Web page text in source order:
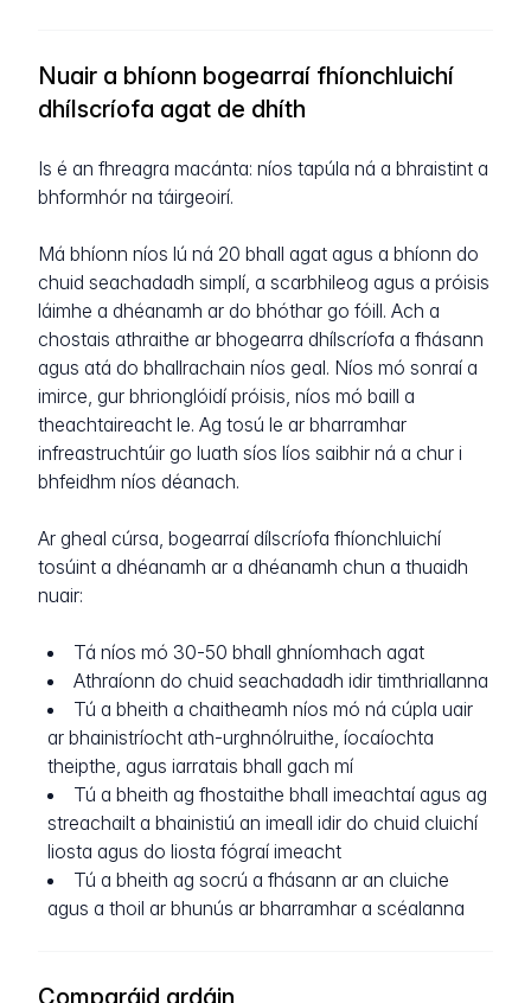
Nuair a bhíonn bogearraí fhíonchluichí
dhílscríofa agat de dhíth
Is é an fhreagra macánta: níos tapúla ná a bhraistint a
bhformhór na táirgeoirí.
Má bhíonn níos lú ná 20 bhall agat agus a bhíonn do
chuid seachadadh simplí, a scarbhileog agus a próisis
láimhe a dhéanamh ar do bhóthar go fóill. Ach a
chostais athraithe ar bhogearra dhílscríofa a fhásann
agus atá do bhallrachain níos geal. Níos mó sonraí a
imirce, gur bhrionglóidí próisis, níos mó baill a
theachtaireacht le. Ag tosú le ar bharramhar
infreastruchtúir go luath síos líos saibhir ná a chur i
bhfeidhm níos déanach.
Ar gheal cúrsa, bogearraí dílscríofa fhíonchluichí
tosúint a dhéanamh ar a dhéanamh chun a thuaidh
nuair:
Tá níos mó 30-50 bhall ghníomhach agat
Athraíonn do chuid seachadadh idir timthriallanna
Tú a bheith a chaitheamh níos mó ná cúpla uair
ar bhainistríocht ath-urghnólruithe, íocaíochta
theipthe, agus iarratais bhall gach mí
Tú a bheith ag fhostaithe bhall imeachtaí agus ag
streachailt a bhainistiú an imeall idir do chuid cluichí
liosta agus do liosta fógraí imeacht
Tú a bheith ag socrú a fhásann ar an cluiche
agus a thoil ar bhunús ar bharramhar a scéalanna
Comparáid ardáin